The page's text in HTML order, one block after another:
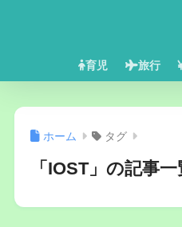
育児 旅行
ホーム タグ
「IOST」の記事一